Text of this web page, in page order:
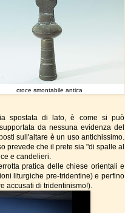
croce smontabile antica
spostata di lato, è come si può
da nessuna evidenza del
sull'altare è un uso antichissimo.
prevede che il prete sia "di spalle al
e candelieri.
pratica delle chiese orientali e
liturgiche pre-tridentine) e perfino
accusati di tridentinismo!).